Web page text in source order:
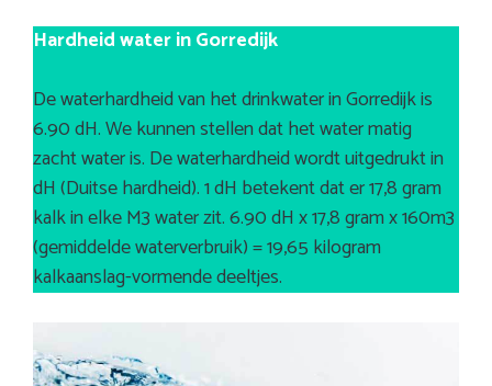
Hardheid water in Gorredijk
De waterhardheid van het drinkwater in Gorredijk is
6.90 dH. We kunnen stellen dat het water matig
zacht water is. De waterhardheid wordt uitgedrukt in
dH (Duitse hardheid). 1 dH betekent dat er 17,8 gram
kalk in elke M3 water zit. 6.90 dH x 17,8 gram x 160m3
(gemiddelde waterverbruik) = 19,65 kilogram
kalkaanslag-vormende deeltjes.